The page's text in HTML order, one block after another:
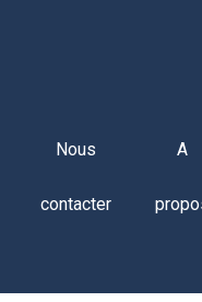
Nous
contacter
A